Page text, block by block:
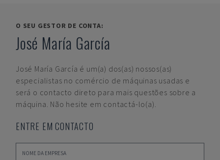
O SEU GESTOR DE CONTA:
José María García
José María García é um(a) dos(as) nossos(as)
especialistas no comércio de máquinas usadas e
será o contacto direto para mais questões sobre a
máquina. Não hesite em contactá-lo(a).
ENTRE EM CONTACTO